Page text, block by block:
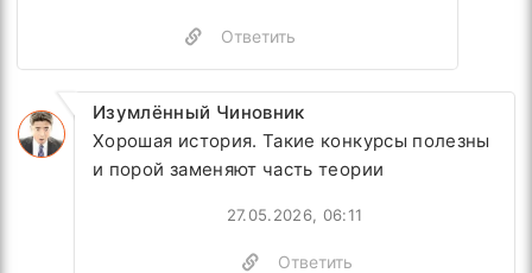
Ответить
Изумлённый Чиновник
Хорошая история. Такие конкурсы полезны
и порой заменяют часть теории
27.05.2026, 06:11
Ответить